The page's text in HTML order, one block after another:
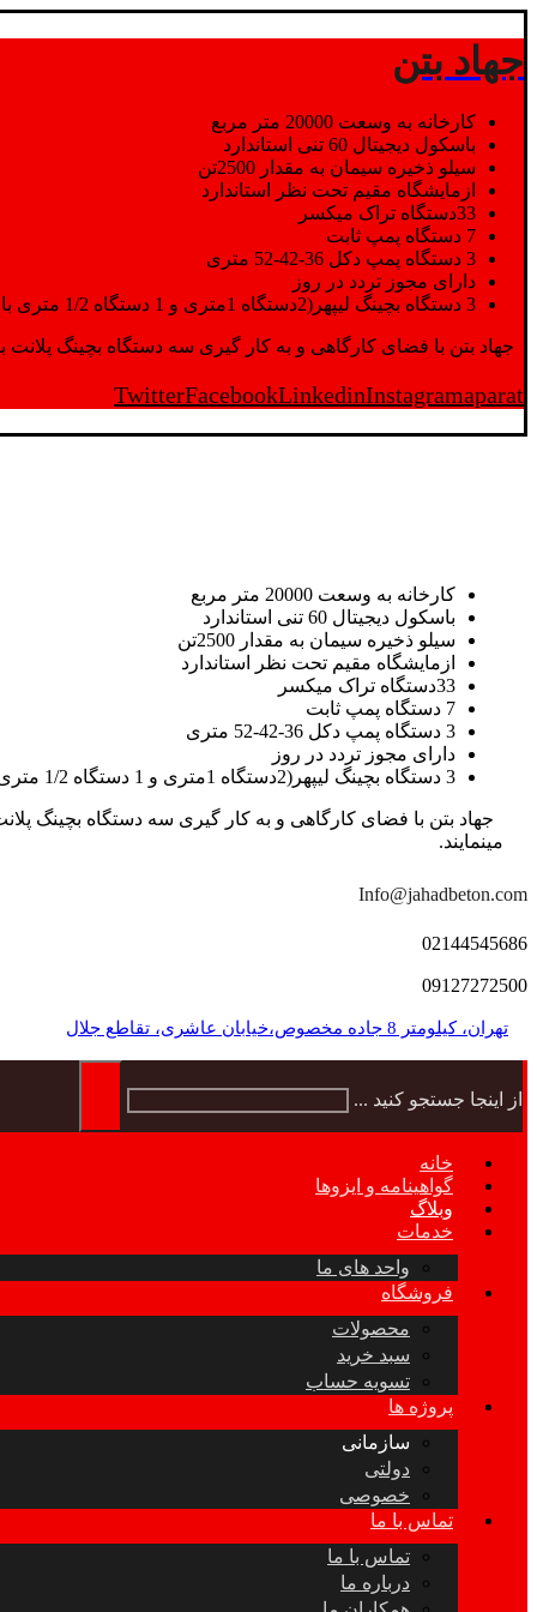
جهاد بتن
کارخانه به وسعت 20000 متر مربع
باسکول دیجیتال 60 تنی استاندارد
سیلو ذخیره سیمان به مقدار 2500تن
ازمایشگاه مقیم تحت نظر استاندارد
33دستگاه تراک میکسر
7 دستگاه پمپ ثابت
3 دستگاه پمپ دکل 36-42-52 متری
دارای مجوز تردد در روز
3 دستگاه بچینگ لیپهر(2دستگاه 1متری و 1 دستگاه 1/2 متری با توان تولید 150 متر مکعب در ساعت)
جهاد بتن با فضای کارگاهی و به کار گیری سه دستگاه بچینگ پلانت با ظرفیت 2500 تن در کنار پرسنل متخصص و پر تلاش واحدهای تولید و ازمایشگاه,بتن با کیفیت را برای واحد
TwitterFacebookLinkedinInstagramaparat
کارخانه به وسعت 20000 متر مربع
باسکول دیجیتال 60 تنی استاندارد
سیلو ذخیره سیمان به مقدار 2500تن
ازمایشگاه مقیم تحت نظر استاندارد
33دستگاه تراک میکسر
7 دستگاه پمپ ثابت
3 دستگاه پمپ دکل 36-42-52 متری
دارای مجوز تردد در روز
3 دستگاه بچینگ لیپهر(2دستگاه 1متری و 1 دستگاه 1/2 متری با توان تولید 150 متر مکعب در ساعت)
مینمایند.
Info@jahadbeton.com
02144545686
09127272500
تهران، کیلومتر 8 جاده مخصوص،خیابان عاشری، تقاطع جلال
از اینجا جستجو کنید ...
خانه
گواهینامه و ایزوها
وبلاگ
خدمات
واحد های ما
فروشگاه
محصولات
سبد خرید
تسویه حساب
پروژه ها
سازمانی
دولتی
خصوصی
تماس با ما
تماس با ما
درباره ما